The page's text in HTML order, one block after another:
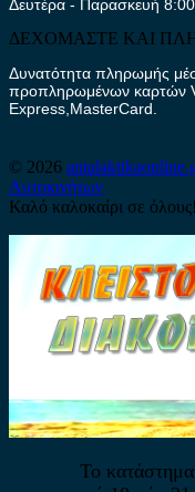
Δευτέρα - Παρασκευή
ΔΕΧΟΜΑΣΤΕ ΚΑΙ
Δυνατότητα πληρωμής
προπληρωμένων καρτών
Express,MasterCard.
© 2026
Αυτοκινήτων
Καλό καλοκαίρι σε
Το κατάστημα